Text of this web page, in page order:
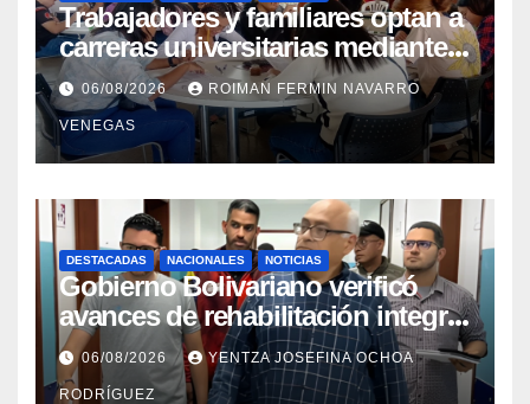
Trabajadores y familiares optan a
carreras universitarias mediante
convenio entre MinSalud y la
UCV
06/08/2026 ROIMAN FERMIN NAVARRO
VENEGAS
DESTACADAS NACIONALES NOTICIAS
Gobierno Bolivariano verificó
avances de rehabilitación integral
en el Hospital Dr. José María
Vargas
06/08/2026 YENTZA JOSEFINA OCHOA
RODRÍGUEZ